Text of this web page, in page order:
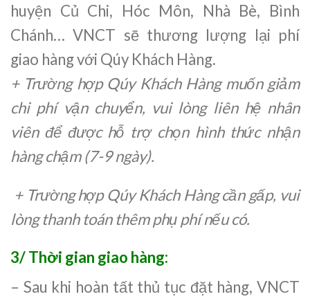
huyện Củ Chi, Hóc Môn, Nhà Bè, Bình
Chánh… VNCT sẽ thương lượng lại phí
giao hàng với Qúy Khách Hàng.
+ Trường hợp Qúy Khách Hàng muốn giảm
chi phí vận chuyển, vui lòng liên hệ nhân
viên để được hỗ trợ chọn hình thức nhận
hàng chậm (7-9 ngày).
+ Trường hợp Qúy Khách Hàng cần gấp, vui
lòng thanh toán thêm phụ phí nếu có.
3/ Thời gian giao hàng:
– Sau khi hoàn tất thủ tục đặt hàng, VNCT